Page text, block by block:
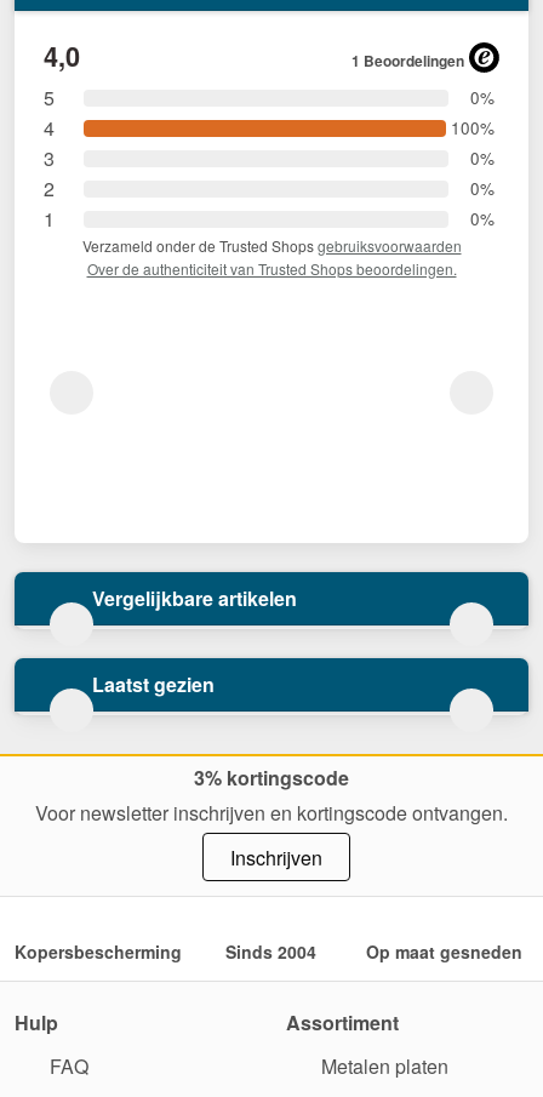
4,0 1 Beoordelingen
5 0%
4 100%
3 0%
2 0%
1 0%
Verzameld onder de Trusted Shopsgebruiksvoorwaarden
Over de authenticiteit van Trusted Shops beoordelingen.
Vergelijkbare artikelen
Laatst gezien
3% kortingscode
Voor newsletter inschrijven en kortingscode ontvangen.
Inschrijven
Kopersbescherming Sinds 2004 Op maat gesneden
Hulp
FAQ
Assortiment
Metalen platen